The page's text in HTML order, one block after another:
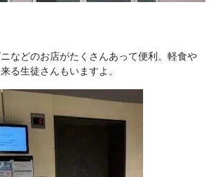
などのお店がたくさんあって便利。軽食や
る生徒さんもいますよ。